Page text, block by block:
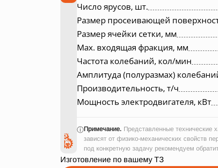
Число ярусов, шт.
Размер просеивающей
Размер ячейки сетки, мм
Max. входящая фракция, мм
Частота колебаний, кол/мин
Амплитуда (полуразмах)
Производительность, т/ч
Мощность электродвигателя, кВт
ⓘПримечание. Представленные технические
зависят от физико-механических свойств
под конкретную задачу рекомендуем
Изготовление по вашему ТЗ